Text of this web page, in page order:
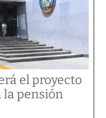
el proyecto
la pensión